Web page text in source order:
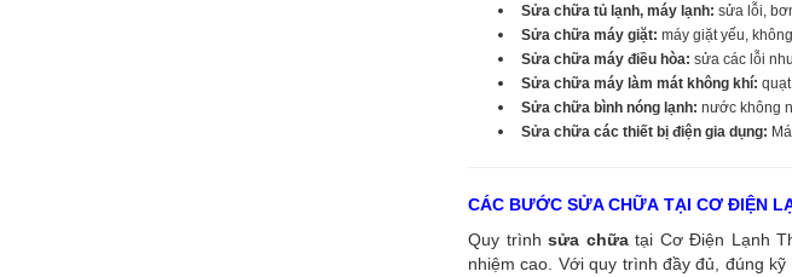
Sửa chữa tủ lạnh, máy lạnh: sửa lỗi,
Sửa chữa máy giặt: máy giặt yếu,
Sửa chữa máy điều hòa: sửa các lỗi
Sửa chữa máy làm mát không khí:
Sửa chữa bình nóng lạnh: nước không
Sửa chữa các thiết bị điện gia dụng:
CÁC BƯỚC SỬA CHỮA TẠI CƠ ĐIỆN
Quy trình sửa chữa tại Cơ Điện Lạnh
nhiệm cao. Với quy trình đầy đủ, đúng